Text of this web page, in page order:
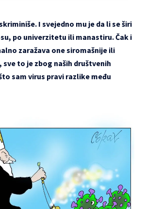
I svejedno mu je da li se širi
po univerzitetu ili manastiru. Čak i
zaražava one siromašnije ili
to je zbog naših društvenih
sam virus pravi razlike među